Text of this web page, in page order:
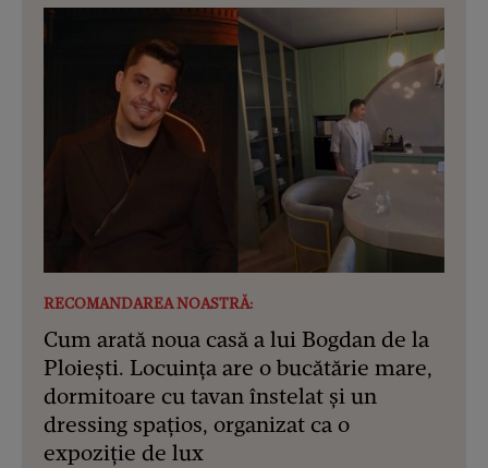
RECOMANDAREA NOASTRĂ:
Cum arată noua casă a lui Bogdan de la
Ploiești. Locuința are o bucătărie mare,
dormitoare cu tavan înstelat și un
dressing spațios, organizat ca o
expoziție de lux